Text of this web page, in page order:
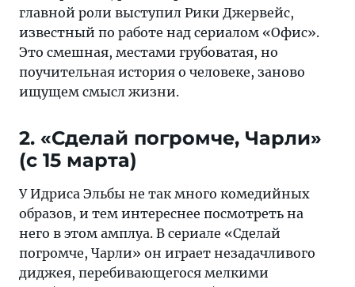
времени,
делах
и
проблемах.
главной роли выступил Рики Джервейс,
известный по работе над сериалом «Офис».
Это смешная, местами грубоватая, но
поучительная история о человеке, заново
ищущем смысл жизни.
2. «Сделай погромче, Чарли»
(c 15 марта)
У Идриса Эльбы не так много комедийных
образов, и тем интереснее посмотреть на
него в этом амплуа. В сериале «Сделай
погромче, Чарли» он играет незадачливого
диджея, перебивающегося мелкими